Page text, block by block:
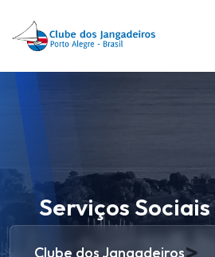
Serviços
Clube dos Jangadeiros